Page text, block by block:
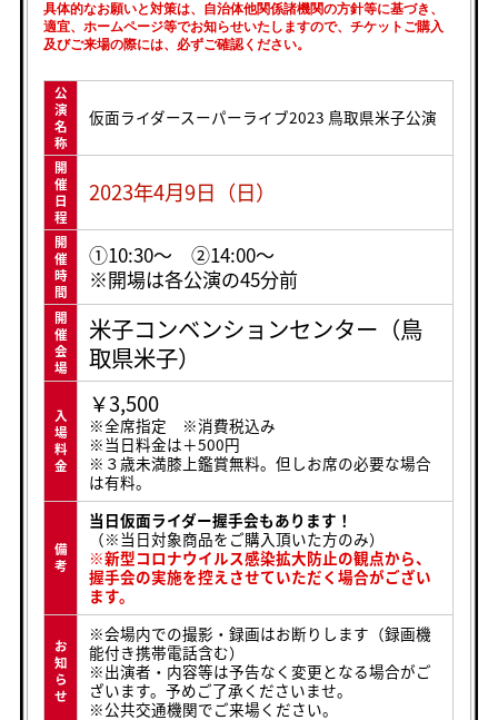
具体的なお願いと対策は、自治体他関係諸機関の方針等に基づき、
適宜、ホームページ等でお知らせいたしますので、チケットご購入
及びご来場の際には、必ずご確認ください。
公
演
名
称
仮面ライダースーパーライブ2023 鳥取県米子公演
開
催
日
程
2023年4月9日（日）
開
催
時
間
①10:30〜 ②14:00〜
※開場は各公演の45分前
開
催
会
場
米子コンベンションセンター（鳥
取県米子）
入
場
料
金
￥3,500
※全席指定 ※消費税込み
※当日料金は＋500円
※３歳未満膝上鑑賞無料。但しお席の必要な場合
は有料。
備
考
当日仮面ライダー握手会もあります！
（※当日対象商品をご購入頂いた方のみ）
※新型コロナウイルス感染拡大防止の観点から、
握手会の実施を控えさせていただく場合がござい
ます。
お
知
ら
せ
※会場内での撮影・録画はお断りします（録画機
能付き携帯電話含む）
※出演者・内容等は予告なく変更となる場合がご
ざいます。予めご了承くださいませ。
※公共交通機関でご来場ください。